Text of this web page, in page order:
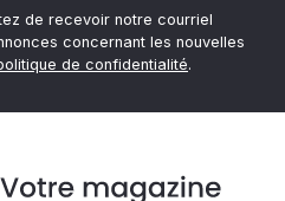
de recevoir notre courriel
concernant les nouvelles
de confidentialité.